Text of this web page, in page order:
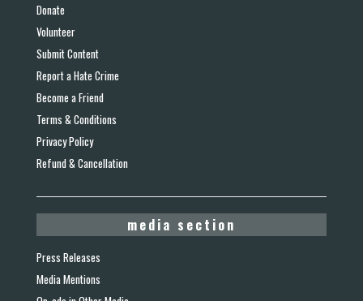
Donate
Volunteer
Submit Content
Report a Hate Crime
Become a Friend
Terms & Conditions
Privacy Policy
Refund & Cancellation
media section
Press Releases
Media Mentions